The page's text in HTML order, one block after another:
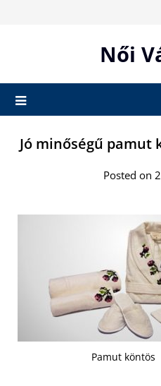
Női
Jó minőségű
Posted on
Pamut köntös